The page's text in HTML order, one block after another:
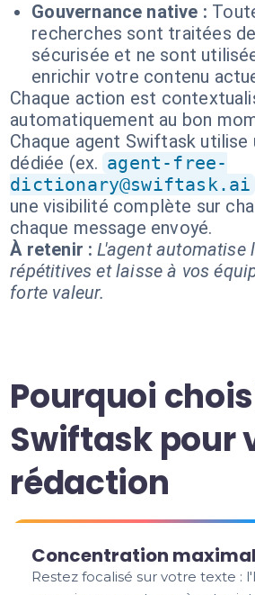
Gouvernance native :
recherches sont traitées
sécurisée et ne sont
enrichir votre contenu
Chaque action est
automatiquement au bon
Chaque agent Swiftask utilise
dédiée (ex. agent-free-
dictionary@swiftask.ai
une visibilité complète sur
chaque message envoyé.
À retenir : L'agent automatise
répétitives et laisse à vos
forte valeur.
Pourquoi
Swiftask pour
rédaction
Concentration
Restez focalisé sur votre texte :